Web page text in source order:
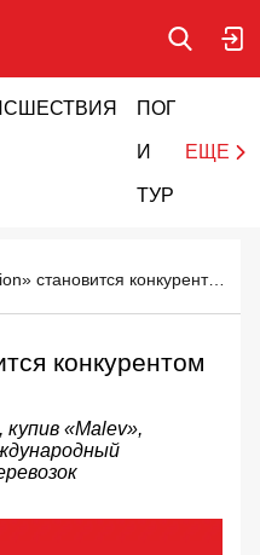
ПОГОДА
И
ТУРИЗМ
ЕЩЕ
«AiRUnion» становится конкурентом «Аэрофлоту»
конкурентом
купив «Malev»,